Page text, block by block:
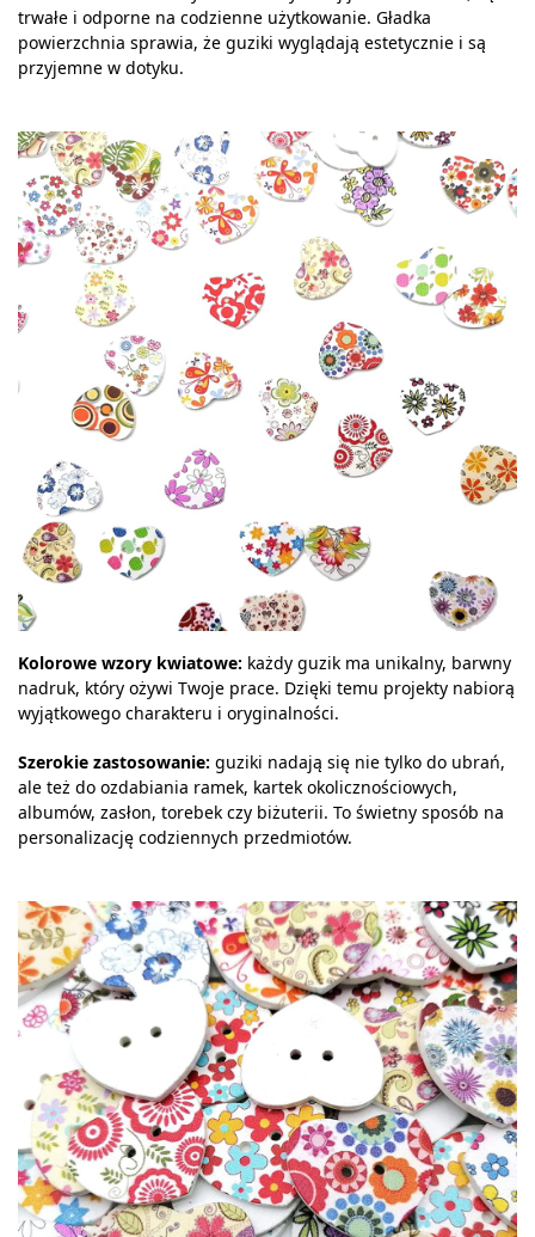
trwałe i odporne na codzienne użytkowanie. Gładka
powierzchnia sprawia, że guziki wyglądają estetycznie i są
przyjemne w dotyku.
Kolorowe wzory kwiatowe: każdy guzik ma unikalny, barwny
nadruk, który ożywi Twoje prace. Dzięki temu projekty nabiorą
wyjątkowego charakteru i oryginalności.
Szerokie zastosowanie: guziki nadają się nie tylko do ubrań,
ale też do ozdabiania ramek, kartek okolicznościowych,
albumów, zasłon, torebek czy biżuterii. To świetny sposób na
personalizację codziennych przedmiotów.